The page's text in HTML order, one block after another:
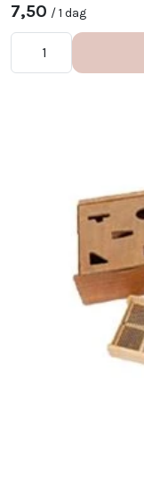
7,50 / 1 dag